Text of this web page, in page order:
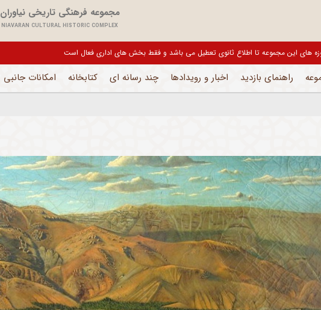
مجموعه فرهنگی تاریخی نیاوران
NIAVARAN CULTURAL HISTORIC COMPLEX
موزه های این مجموعه تا اطلاع ثانوی تعطیل می باشد و فقط بخش های اداری فعال است
راهنمای بازدید اخبار و رویدادها چند رسانه ای کتابخانه امکانات جانبی